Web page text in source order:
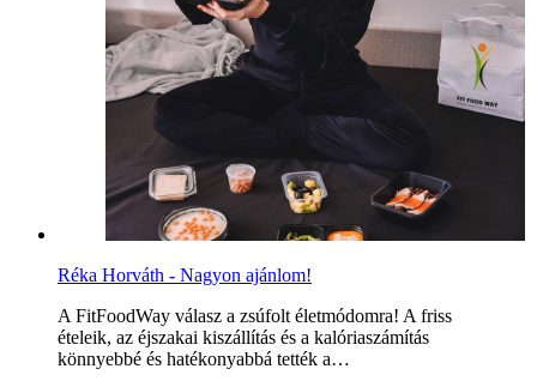
Réka Horváth - Nagyon ajánlom!
A FitFoodWay válasz a zsúfolt életmódomra! A friss
ételeik, az éjszakai kiszállítás és a kalóriaszámítás
könnyebbé és hatékonyabbá tették a…